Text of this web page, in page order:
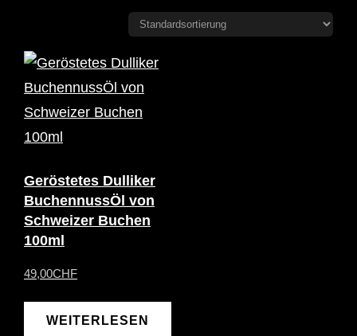
Geröstetes Dulliker
BuchennussÖl von
Schweizer Buchen
100ml
49,00CHF
WEITERLESEN